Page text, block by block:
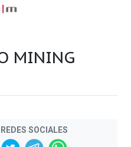
MINING
SOCIALES